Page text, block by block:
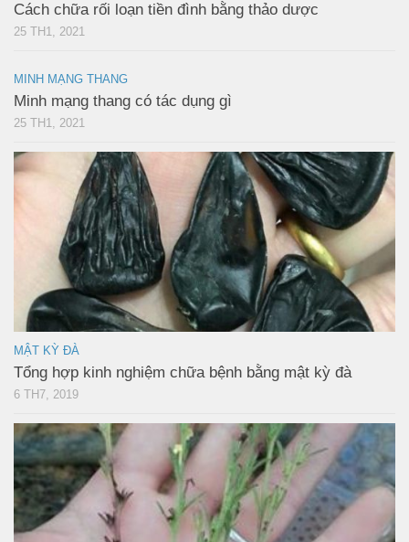
Cách chữa rối loạn tiền đình bằng thảo dược
25 TH1, 2021
MINH MẠNG THANG
Minh mạng thang có tác dụng gì
25 TH1, 2021
MẬT KỲ ĐÀ
Tổng hợp kinh nghiệm chữa bệnh bằng mật kỳ đà
6 TH7, 2019